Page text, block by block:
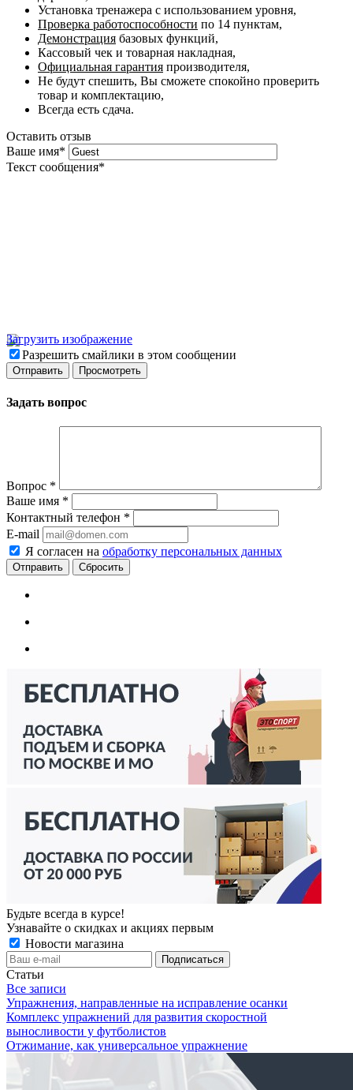
Установка тренажера с использованием уровня,
Проверка работоспособности по 14 пунктам,
Демонстрация базовых функций,
Кассовый чек и товарная накладная,
Официальная гарантия производителя,
Не будут спешить, Вы сможете спокойно проверить
товар и комплектацию,
Всегда есть сдача.
Оставить отзыв
Ваше имя*
Текст сообщения*
Загрузить изображение
Разрешить смайлики в этом сообщении
Задать вопрос
Вопрос *
Ваше имя *
Контактный телефон *
E-mail
Я согласен на обработку персональных данных
Сбросить
Будьте всегда в курсе!
Узнавайте о скидках и акциях первым
Новости магазина
Статьи
Все записи
Упражнения, направленные на исправление осанки
Комплекс упражнений для развития скоростной
выносливости у футболистов
Отжимание, как универсальное упражнение